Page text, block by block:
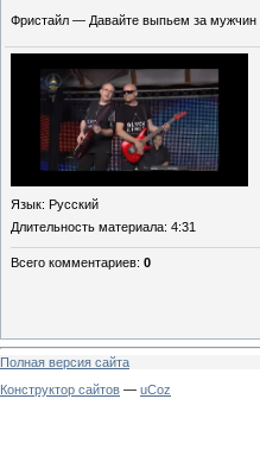
Фристайл — Давайте выпьем за мужчин
Язык: Русский
Длительность материала: 4:31
Всего комментариев: 0
Полная версия сайта
Конструктор сайтов — uCoz